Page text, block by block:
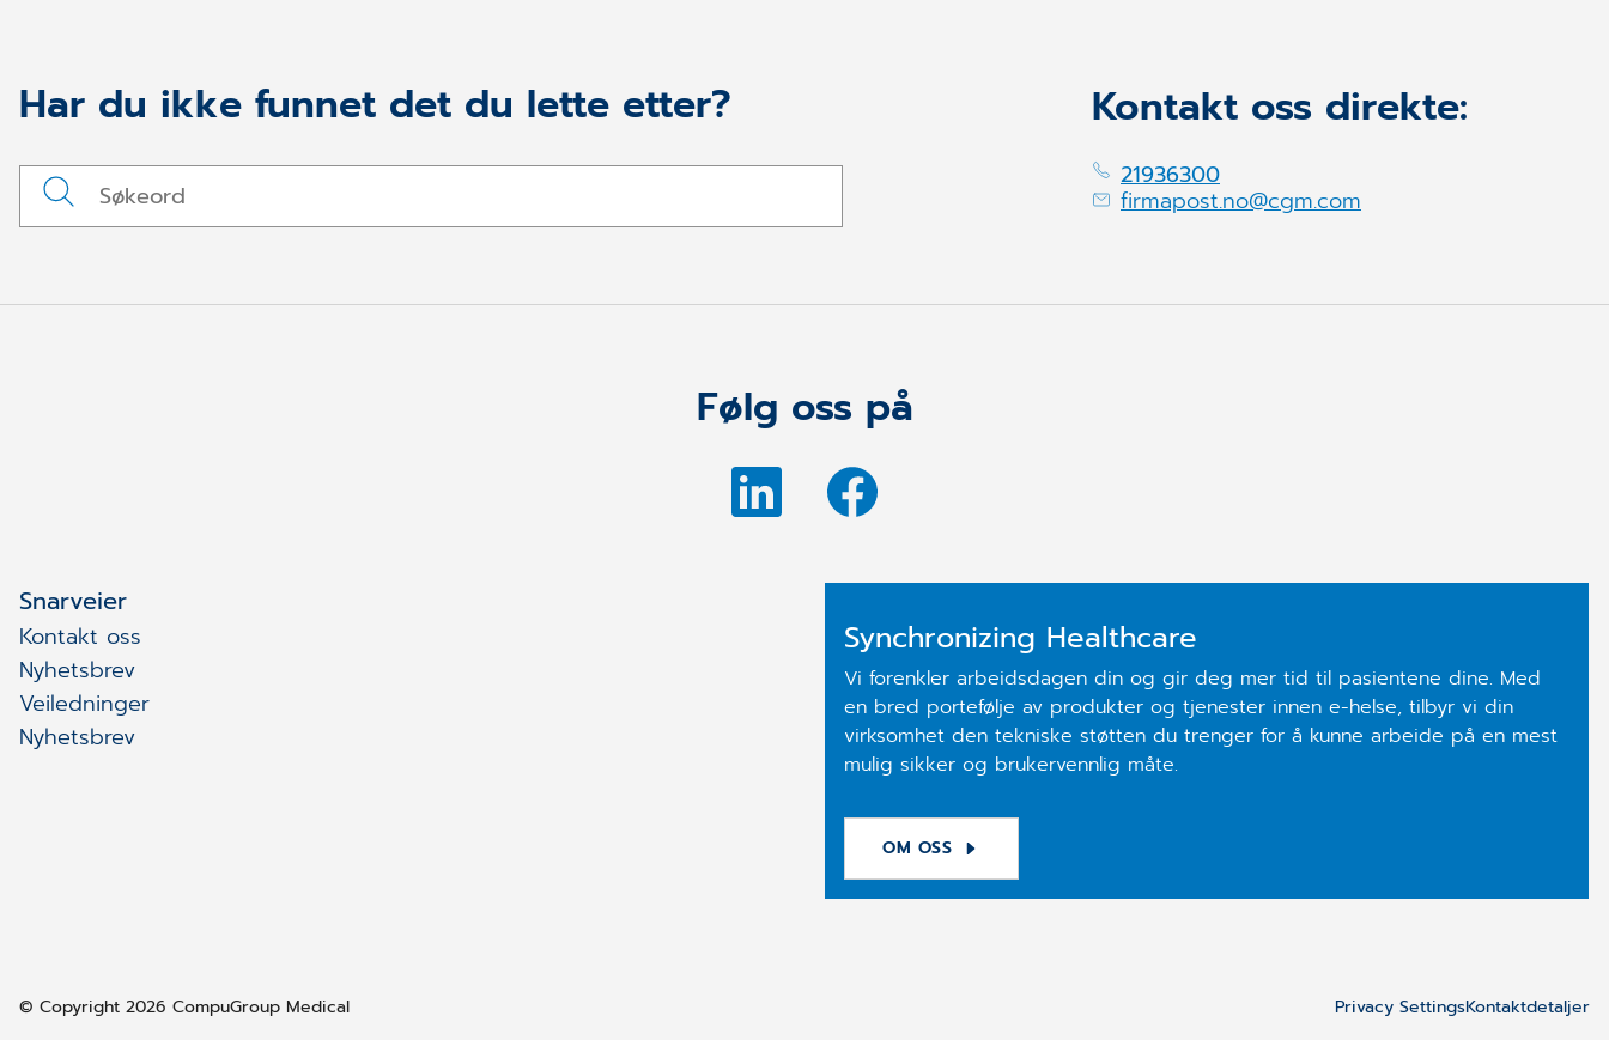
Har du ikke funnet det du lette etter? Kontakt oss direkte:
21936300
firmapost.no@cgm.com
Følg oss på
Snarveier
Kontakt oss
Nyhetsbrev
Veiledninger
Nyhetsbrev
Synchronizing Healthcare
Vi forenkler arbeidsdagen din og gir deg mer tid til pasientene dine. Med
en bred portefølje av produkter og tjenester innen e-helse, tilbyr vi din
virksomhet den tekniske støtten du trenger for å kunne arbeide på en mest
mulig sikker og brukervennlig måte.
OM OSS
© Copyright 2026 CompuGroup Medical Privacy SettingsKontaktdetaljer